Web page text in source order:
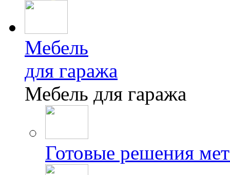
Мебель
для гаража
Мебель для гаража
Готовые решения